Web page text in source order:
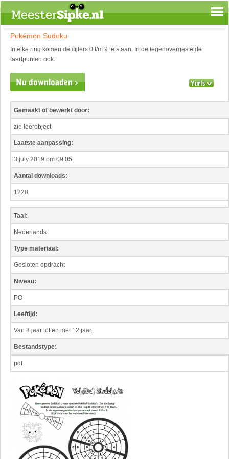
Spelen en leren
Aardrijkskunde
Biologie
Engels
Geloof
Geschiedenis
Internetopdrachten
Kinder-/Jeugdboeken
Kunst en Cultuur
Muziek
Sport
Verkeer
Werkstuk en spreekbeurt
Aarde en heelal
Beroep, hobby, sport
Dieren
Geloven en vieren
Hulp aan mensen
Kunst en muziek
Landbouw, veeteelt, visserij
Landen en volken
Lichaam en gezondheid
Personen
Verkeer en vervoer
Vroeger
Wetenschap en techniek
Pokémon Sudoku
In elke ring komen de cijfers 0 t/m 9 te staan. In de tegenovergestelde
taartpunten ook.
Gemaakt of bewerkt door:
zie leerobject
Laatste aanpassing:
3 july 2019 om 09:05
Aantal downloads:
1228
Taal:
Nederlands
Type materiaal:
Gesloten opdracht
Niveau:
PO
Leeftijd:
Van 8 jaar tot en met 12 jaar.
Bestandstype:
pdf